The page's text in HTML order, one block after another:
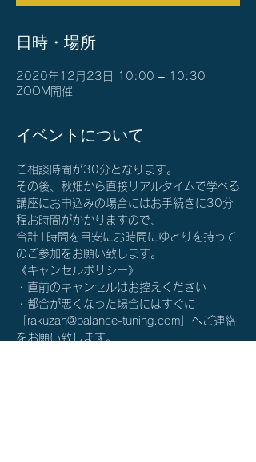
日時・場所
2020年12月23日 10:00 – 10:30
ZOOM開催
イベントについて
ご相談時間が30分となります。
その後、秋畑から直接リアルタイムで学べる
講座にお申込みの場合にはお手続きに30分
程お時間がかかりますので、
合計1時間を目安にお時間にゆとりを持って
のご参加をお願い致します。
《キャンセルポリシー》
・直前のキャンセルはお控えください
・都合が悪くなった場合にはすぐに
「rakuzan@balance-tuning.com」へご連絡
をお願い致します。